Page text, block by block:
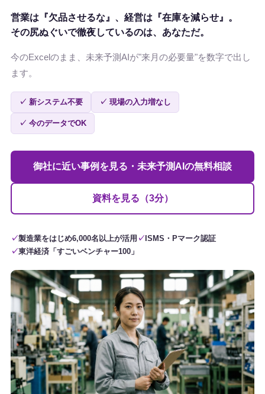
営業は『欠品させるな』、経営は『在庫を減らせ』。
その尻ぬぐいで徹夜しているのは、 あなただ。
今のExcelのまま、未来予測AIが"来月の必要量"を数字で出し
ます。
✓ 新システム不要 ✓ 現場の入力増なし
✓ 今のデータでOK
御社に近い事例を見る・未来予測AIの無料相談
資料を見る（3分）
製造業をはじめ6,000名以上が活用
ISMS・Pマーク認証
東洋経済「すごいベンチャー100」